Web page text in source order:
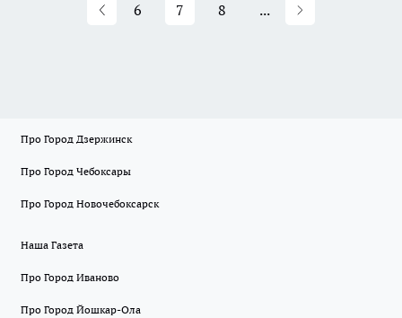
6 7 8 ...
Про Город Дзержинск
Про Город Чебоксары
Про Город Новочебоксарск
Наша Газета
Про Город Иваново
Про Город Йошкар-Ола